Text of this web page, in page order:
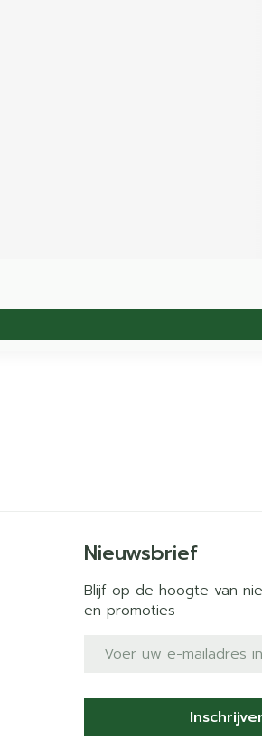
Nieuwsbrief
Blijf op de hoogte van
en promoties